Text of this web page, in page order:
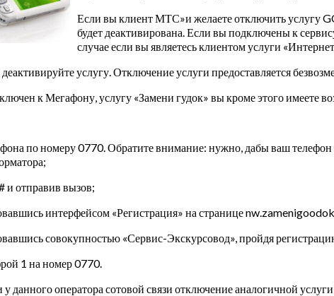
Если вы клиент МТС»и желаете отключить услугу
будет деактивирована. Если вы подключены к
случае если вы являетесь клиентом услуги
услугу. Отключение услуги предоставляется
к Мегафону, услугу «Замени гудок» вы кроме этого имеете
по номеру 0770.Обратите внимание: нужно, дабы ваш телефон
и отправив вызов;
интерфейсом «Регистрация» на странице
совокупностью «Сервис-Экскурсовод», пройдя
1 на номер 0770.
данного оператора сотовой связи отключение аналогичной